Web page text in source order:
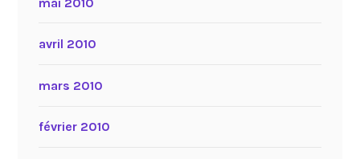
avril 2010
mars 2010
février 2010